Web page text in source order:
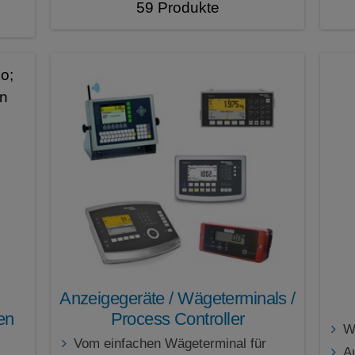
59 Produkte
Anzeigegeräte / Wägeterminals /
Process Controller
Vom einfachen Wägeterminal für